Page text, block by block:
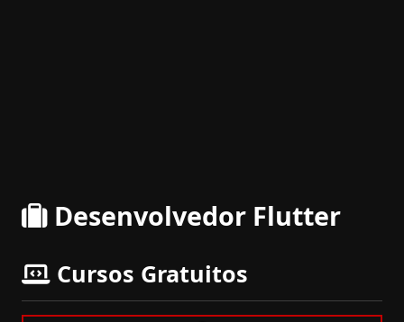
Desenvolvedor Flutter
Cursos Gratuitos